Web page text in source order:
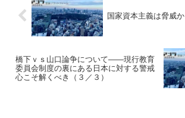
国家資本主義は脅威か
橋下ｖｓ山口論争について――現行教育
委員会制度の裏にある日本に対する警戒
心こそ解くべき（３／３）